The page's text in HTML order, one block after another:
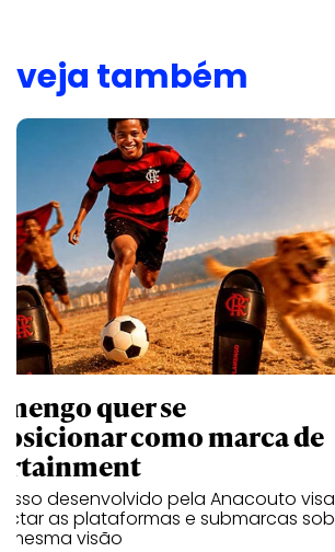
veja também
quer se
como marca de
desenvolvido pela Anacouto visa
as plataformas e submarcas sob
mesma visão